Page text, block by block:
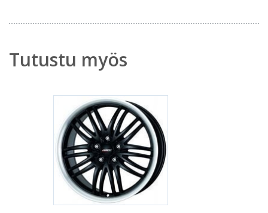
Tutustu myös